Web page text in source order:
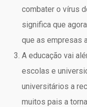
combater o vírus
significa que
que as empresas
A educação vai
escolas e
universitários a
muitos pais a